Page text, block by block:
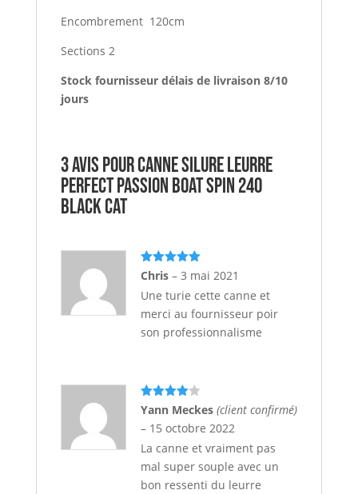
Encombrement 120cm
Sections 2
Stock fournisseur délais de livraison 8/10
jours
3 avis pourCanne Silure Leurre
PERFECT PASSION BOAT SPIN 240
BLACK CAT
Note5
sur
5
Chris – 3 mai 2021
Une turie cette canne et
merci au fournisseur poir
son professionnalisme
Note4
sur 5
Yann Meckes (client confirmé)
– 15 octobre 2022
La canne et vraiment pas
mal super souple avec un
bon ressenti du leurre